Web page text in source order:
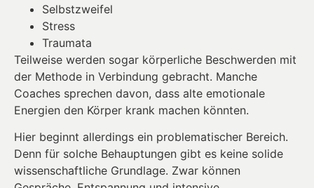
Selbstzweifel
Stress
Traumata
Teilweise werden sogar körperliche Beschwerden mit
der Methode in Verbindung gebracht. Manche
Coaches sprechen davon, dass alte emotionale
Energien den Körper krank machen könnten.
Hier beginnt allerdings ein problematischer Bereich.
Denn für solche Behauptungen gibt es keine solide
wissenschaftliche Grundlage. Zwar können